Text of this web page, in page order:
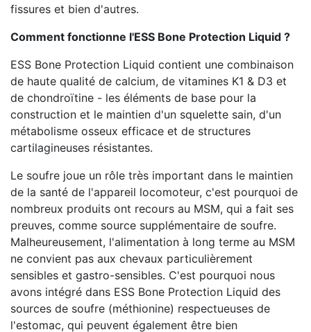
fissures et bien d'autres.
Comment fonctionne l'ESS Bone Protection Liquid ?
ESS Bone Protection Liquid contient une combinaison
de haute qualité de calcium, de vitamines K1 & D3 et
de chondroïtine - les éléments de base pour la
construction et le maintien d'un squelette sain, d'un
métabolisme osseux efficace et de structures
cartilagineuses résistantes.
Le soufre joue un rôle très important dans le maintien
de la santé de l'appareil locomoteur, c'est pourquoi de
nombreux produits ont recours au MSM, qui a fait ses
preuves, comme source supplémentaire de soufre.
Malheureusement, l'alimentation à long terme au MSM
ne convient pas aux chevaux particulièrement
sensibles et gastro-sensibles. C'est pourquoi nous
avons intégré dans ESS Bone Protection Liquid des
sources de soufre (méthionine) respectueuses de
l'estomac, qui peuvent également être bien